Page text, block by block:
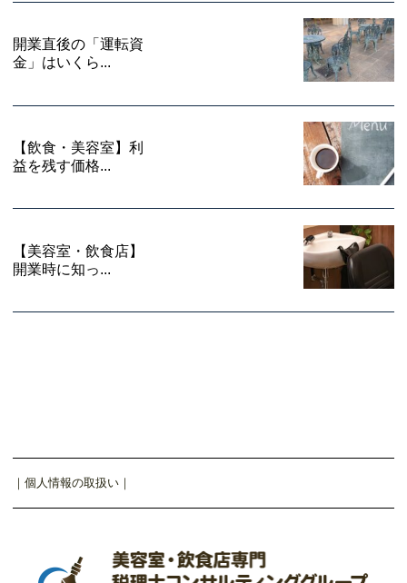
開業直後の「運転資
金」はいくら...
【飲食・美容室】利
益を残す価格...
【美容室・飲食店】
開業時に知っ...
｜ 個人情報の取扱い ｜